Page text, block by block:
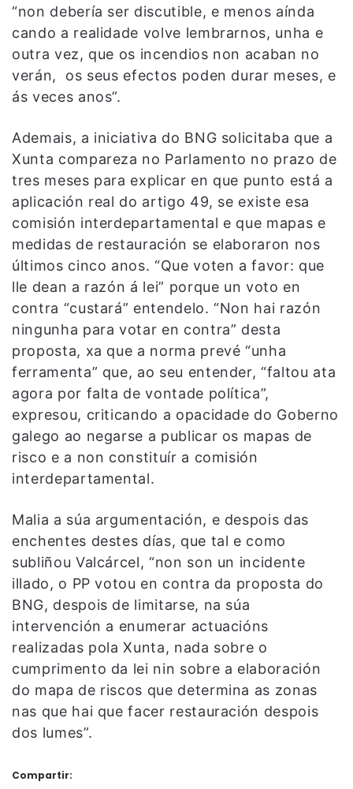
“non debería ser discutible, e menos aínda
cando a realidade volve lembrarnos, unha e
outra vez, que os incendios non acaban no
verán, os seus efectos poden durar meses, e
ás veces anos”.
Ademais, a iniciativa do BNG solicitaba que a
Xunta compareza no Parlamento no prazo de
tres meses para explicar en que punto está a
aplicación real do artigo 49, se existe esa
comisión interdepartamental e que mapas e
medidas de restauración se elaboraron nos
últimos cinco anos. “Que voten a favor: que
lle dean a razón á lei” porque un voto en
contra “custará” entendelo. “Non hai razón
ningunha para votar en contra” desta
proposta, xa que a norma prevé “unha
ferramenta” que, ao seu entender, “faltou ata
agora por falta de vontade política”,
expresou, criticando a opacidade do Goberno
galego ao negarse a publicar os mapas de
risco e a non constituír a comisión
interdepartamental.
Malia a súa argumentación, e despois das
enchentes destes días, que tal e como
subliñou Valcárcel, “non son un incidente
illado, o PP votou en contra da proposta do
BNG, despois de limitarse, na súa
intervención a enumerar actuacións
realizadas pola Xunta, nada sobre o
cumprimento da lei nin sobre a elaboración
do mapa de riscos que determina as zonas
nas que hai que facer restauración despois
dos lumes”.
Compartir: